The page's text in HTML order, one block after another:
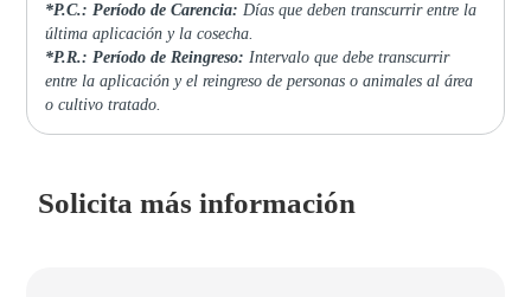
*P.C.: Período de Carencia: Días que deben transcurrir entre la
última aplicación y la cosecha.
*P.R.: Período de Reingreso: Intervalo que debe transcurrir
entre la aplicación y el reingreso de personas o animales al área
o cultivo tratado.
Solicita más información